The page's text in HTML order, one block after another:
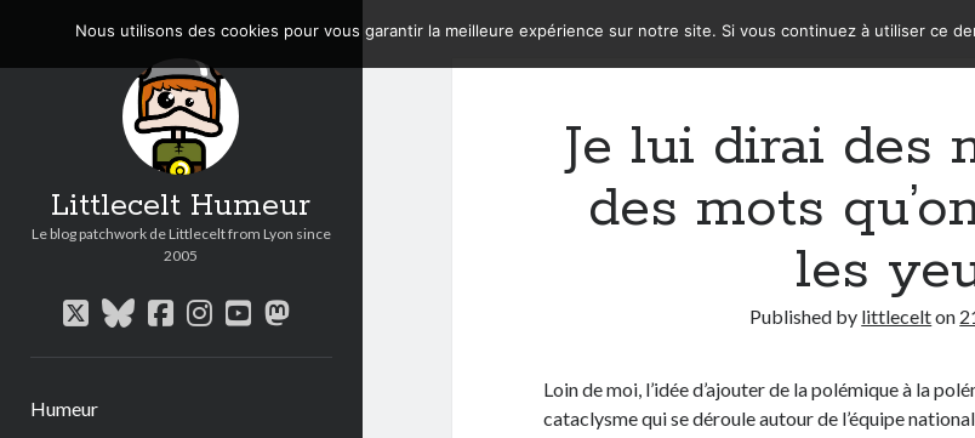
Littlecelt Humeur
Le blog patchwork de Littlecelt from Lyon since
2005
twitterbluesky
facebook
instagram
youtube
mastodon
Humeur
Je lui dirai des
des mots
les
Published by littlecelton
Loin de moi, l’idée d’ajouter de la polémique à la
cataclysme qui se déroule autour de l’équipe
Nous utilisons des cookies pour vous garantir la meilleure expérience sur notre site. Si vous continuez à utiliser ce